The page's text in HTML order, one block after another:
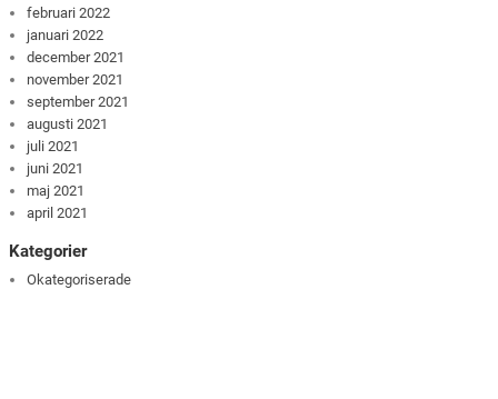
februari 2022
januari 2022
december 2021
november 2021
september 2021
augusti 2021
juli 2021
juni 2021
maj 2021
april 2021
Kategorier
Okategoriserade